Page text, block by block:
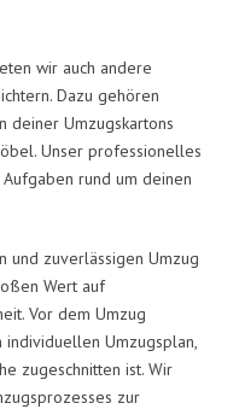
wir auch andere
Dazu gehören
deiner Umzugskartons
Unser professionelles
rund um deinen
und zuverlässigen Umzug
Wert auf
Vor dem Umzug
Umzugsplan,
zugeschnitten ist. Wir
zur